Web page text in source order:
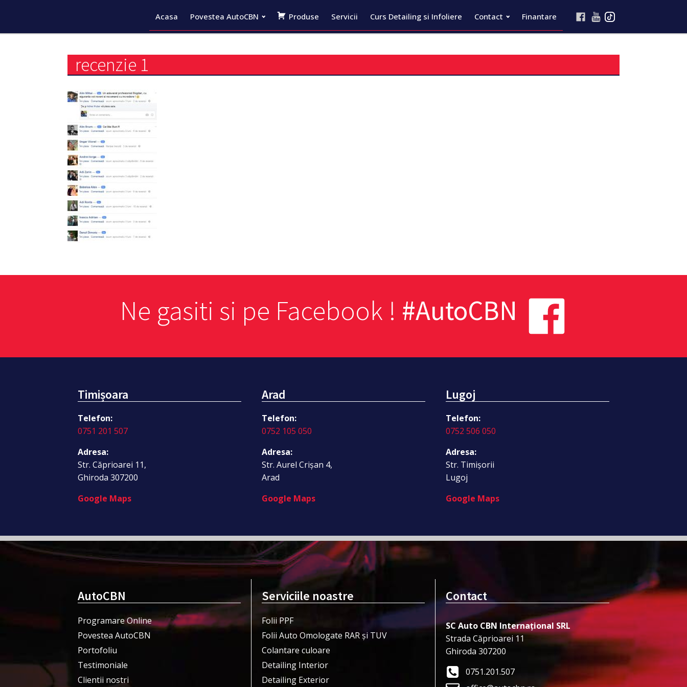
Acasa Povestea AutoCBN Produse Servicii Curs Detailing si Infoliere Contact Finantare
recenzie 1
Ne gasiti si pe Facebook ! #AutoCBN
Timișoara
Telefon:
0751 201 507
Adresa:
Str. Căprioarei 11,
Ghiroda 307200
Google Maps
Arad
Telefon:
0752 105 050
Adresa:
Str. Aurel Crișan 4,
Arad
Google Maps
Lugoj
Telefon:
0752 506 050
Adresa:
Str. Timișorii
Lugoj
Google Maps
AutoCBN
Programare Online
Povestea AutoCBN
Portofoliu
Testimoniale
Clientii nostri
Serviciile noastre
Folii PPF
Folii Auto Omologate RAR și TUV
Colantare culoare
Detailing Interior
Detailing Exterior
Contact
SC Auto CBN Internațional SRL
Strada Căprioarei 11
Ghiroda 307200
0751.201.507